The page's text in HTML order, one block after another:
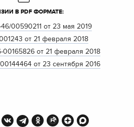
В PDF ФОРМАТЕ:
00590211 от 23 мая 2019
от 21 февраля 2018
от 21 февраля 2018
от 23 сентября 2016